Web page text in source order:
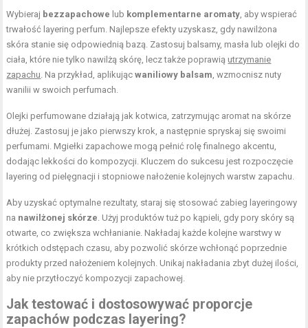
Wybieraj bezzapachowe lub komplementarne aromaty , aby wspierać
trwałość layering perfum. Najlepsze efekty uzyskasz, gdy nawilżona
skóra stanie się odpowiednią bazą. Zastosuj balsamy, masła lub olejki do
ciała, które nie tylko nawilżą skórę, lecz także poprawią utrzymanie
zapachu . Na przykład, aplikującwaniliowy balsam , wzmocnisz nuty
wanilii w swoich perfumach.
Olejki perfumowane działają jak kotwica, zatrzymując aromat na skórze
dłużej. Zastosuj je jako pierwszy krok, a następnie spryskaj się swoimi
perfumami. Mgiełki zapachowe mogą pełnić rolę finalnego akcentu,
dodając lekkości do kompozycji. Kluczem do sukcesu jest rozpoczęcie
layering od pielęgnacji i stopniowe nałożenie kolejnych warstw zapachu.
Aby uzyskać optymalne rezultaty, staraj się stosować zabieg layeringowy
na nawilżonej skórze . Użyj produktów tuż po kąpieli, gdy pory skóry są
otwarte, co zwiększa wchłanianie. Nakładaj każde kolejne warstwy w
krótkich odstępach czasu, aby pozwolić skórze wchłonąć poprzednie
produkty przed nałożeniem kolejnych. Unikaj nakładania zbyt dużej ilości,
aby nie przytłoczyć kompozycji zapachowej.
Jak testować i dostosowywać proporcje
zapachów podczas layering?